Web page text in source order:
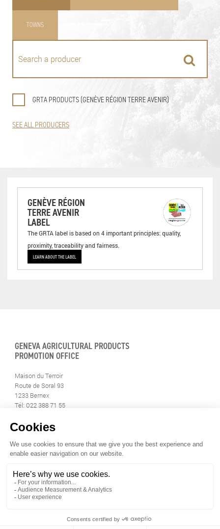
TOWNS
GRTA PRODUCTS (GENÈVE RÉGION TERRE AVENIR)
SEE ALL PRODUCERS
GENÈVE RÉGION
TERRE AVENIR
LABEL
The GRTA label is based on 4 important principles: quality,
proximity, traceability and fairness.
LEARN ABOUT THE LABEL
GENEVA AGRICULTURAL PRODUCTS
PROMOTION OFFICE
Maison du Terroir
Route de Soral 93
1233 Bernex
Tél: 022 388 71 55
info@geneveterroir.ge.ch
STAY INFORMED
ALL THE TERROIR NEWS
DOWNLOAD THE GENÈVE-TERROIR APP FOR YOUR MOBILE